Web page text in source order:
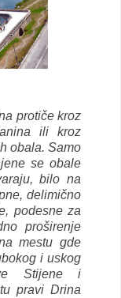
protiče kroz
ili kroz
obala. Samo
se obale
bilo na
delimično
podesne za
proširenje
mestu gde
i uskog
Stijene i
pravi Drina